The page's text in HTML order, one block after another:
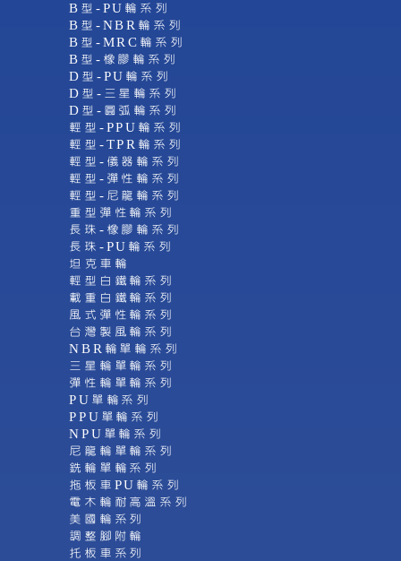
B型-PU輪系列
B型-NBR輪系列
B型-MRC輪系列
B型-橡膠輪系列
D型-PU輪系列
D型-三星輪系列
D型-圓弧輪系列
輕型-PPU輪系列
輕型-TPR輪系列
輕型-儀器輪系列
輕型-彈性輪系列
輕型-尼龍輪系列
重型彈性輪系列
長珠-橡膠輪系列
長珠-PU輪系列
坦克車輪
輕型白鐵輪系列
載重白鐵輪系列
風式彈性輪系列
台灣製風輪系列
NBR輪單輪系列
三星輪單輪系列
彈性輪單輪系列
PU單輪系列
PPU單輪系列
NPU單輪系列
尼龍輪單輪系列
銑輪單輪系列
拖板車PU輪系列
電木輪耐高溫系列
美國輪系列
調整腳附輪
托板車系列